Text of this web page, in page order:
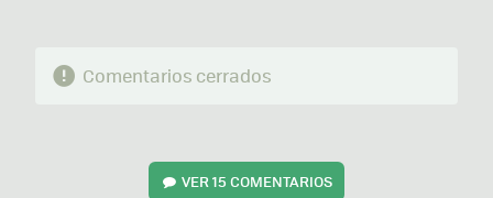
Comentarios cerrados
VER15 COMENTARIOS